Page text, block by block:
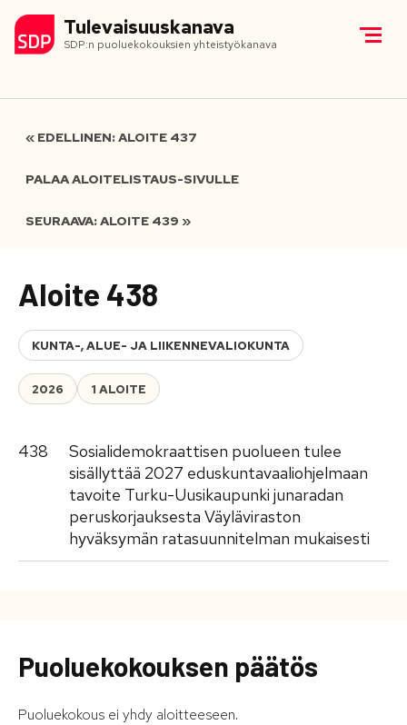
Tulevaisuuskanava
SDP:n puoluekokouksien yhteistyökanava
« EDELLINEN: ALOITE 437
PALAA ALOITELISTAUS-SIVULLE
SEURAAVA: ALOITE 439 »
Aloite 438
KUNTA-, ALUE- JA LIIKENNEVALIOKUNTA
2026 1 ALOITE
438
Sosialidemokraattisen puolueen tulee
sisällyttää 2027 eduskuntavaaliohjelmaan
tavoite Turku-Uusikaupunki junaradan
peruskorjauksesta Väyläviraston
hyväksymän ratasuunnitelman mukaisesti
Puoluekokouksen päätös
Puoluekokous ei yhdy aloitteeseen.